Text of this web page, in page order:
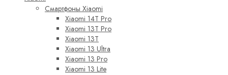
Смартфоны Xiaomi
Xiaomi 14T Pro
Xiaomi 13T Pro
Xiaomi 13T
Xiaomi 13 Ultra
Xiaomi 13 Pro
Xiaomi 13 Lite